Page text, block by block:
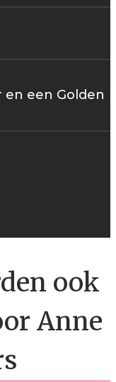
en een Golden
ook
Anne